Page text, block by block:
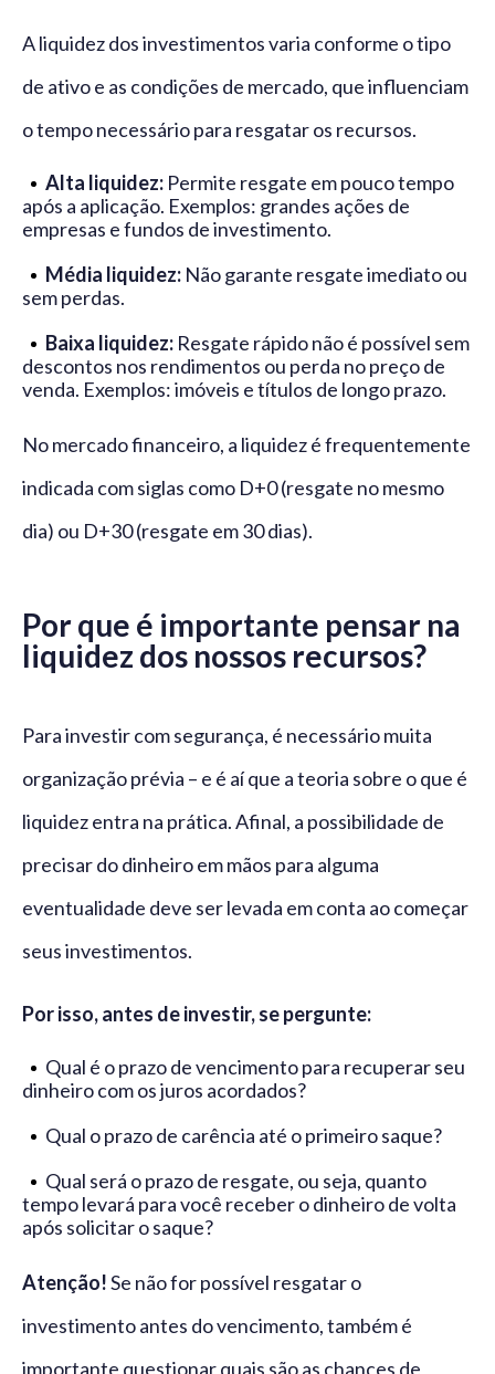
A liquidez dos investimentos varia conforme o tipo
de ativo e as condições de mercado, que influenciam
o tempo necessário para resgatar os recursos.
Alta liquidez: Permite resgate em pouco tempo
após a aplicação. Exemplos: grandes ações de
empresas e fundos de investimento.
Média liquidez: Não garante resgate imediato ou
sem perdas.
Baixa liquidez: Resgate rápido não é possível sem
descontos nos rendimentos ou perda no preço de
venda. Exemplos: imóveis e títulos de longo prazo.
No mercado financeiro, a liquidez é frequentemente
indicada com siglas como D+0 (resgate no mesmo
dia) ou D+30 (resgate em 30 dias).
Por que é importante pensar na
liquidez dos nossos recursos?
Para investir com segurança, é necessário muita
organização prévia – e é aí que a teoria sobre o que é
liquidez entra na prática. Afinal, a possibilidade de
precisar do dinheiro em mãos para alguma
eventualidade deve ser levada em conta ao começar
seus investimentos.
Por isso, antes de investir, se pergunte:
Qual é o prazo de vencimento para recuperar seu
dinheiro com os juros acordados?
Qual o prazo de carência até o primeiro saque?
Qual será o prazo de resgate, ou seja, quanto
tempo levará para você receber o dinheiro de volta
após solicitar o saque?
Atenção!Se não for possível resgatar o
investimento antes do vencimento, também é
importante questionar quais são as chances de